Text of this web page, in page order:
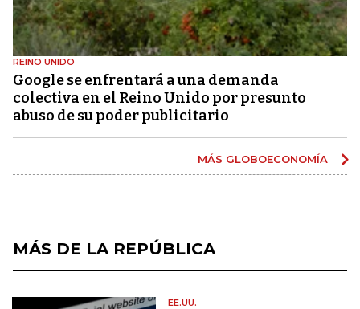
REINO UNIDO
Google se enfrentará a una demanda
colectiva en el Reino Unido por presunto
abuso de su poder publicitario
MÁS GLOBOECONOMÍA
MÁS DE LA REPÚBLICA
EE.UU.